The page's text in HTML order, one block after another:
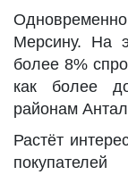
Мерсину. На
более 8%
как более
районам
Растёт